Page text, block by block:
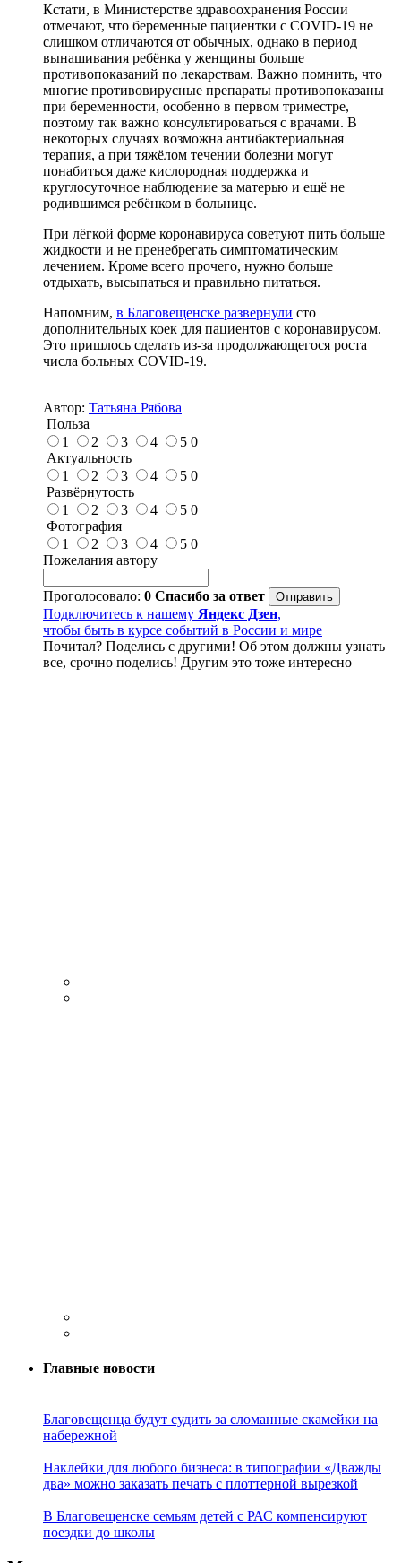
Кстати, в Министерстве здравоохранения России
отмечают, что беременные пациентки с COVID-19 не
слишком отличаются от обычных, однако в период
вынашивания ребёнка у женщины больше
противопоказаний по лекарствам. Важно помнить, что
многие противовирусные препараты противопоказаны
при беременности, особенно в первом триместре,
поэтому так важно консультироваться с врачами. В
некоторых случаях возможна антибактериальная
терапия, а при тяжёлом течении болезни могут
понабиться даже кислородная поддержка и
круглосуточное наблюдение за матерью и ещё не
родившимся ребёнком в больнице.
При лёгкой форме коронавируса советуют пить больше
жидкости и не пренебрегать симптоматическим
лечением. Кроме всего прочего, нужно больше
отдыхать, высыпаться и правильно питаться.
Напомним, в Благовещенске развернули сто
дополнительных коек для пациентов с коронавирусом.
Это пришлось сделать из-за продолжающегося роста
числа больных COVID-19.
Автор: Татьяна Рябова
Польза
1
2 3 4 5 0
Актуальность
1
2 3 4 5 0
Развёрнутость
1
2 3 4 5 0
Фотография
1
2 3 4 5 0
Пожелания автору
Проголосовало: 0 Спасибо за ответ
Подключитесь к нашему Яндекс Дзен,
чтобы быть в курсе событий в России и мире
Почитал? Поделись с другими! Об этом должны узнать
все, срочно поделись! Другим это тоже интересно
Главные новости
Благовещенца будут судить за сломанные скамейки на
набережной
Наклейки для любого бизнеса: в типографии «Дважды
два» можно заказать печать с плоттерной вырезкой
В Благовещенске семьям детей с РАС компенсируют
поездки до школы